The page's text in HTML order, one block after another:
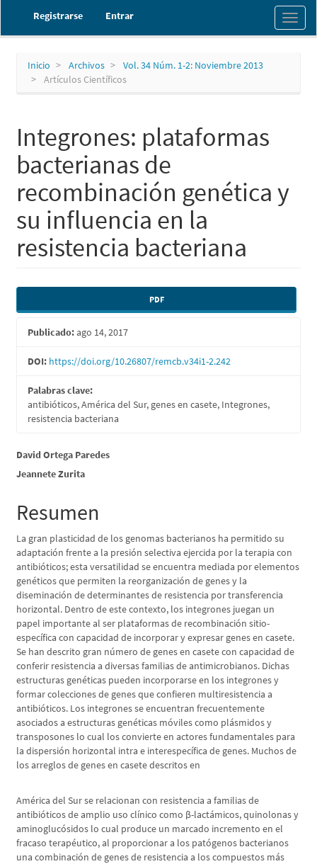
principal
Contenido
Barra
lateral
Registrarse Entrar
Toggle
Inicio Archivos
Vol. 34 Núm. 1-2: Noviembre 2013
Artículos Científicos
Integrones: plataformas
bacterianas de
recombinación genética y
su influencia en la
resistencia bacteriana
Barra
lateral
del
artículo
PDF
Publicado:ago 14, 2017
DOI: https://doi.org/10.26807/remcb.v34i1-2.242
Palabras clave:
antibióticos, América del Sur, genes en casete, Integrones,
resistencia bacteriana
Contenido
principal
del
artículo
David Ortega Paredes
Jeannete Zurita
Resumen
La gran plasticidad de los genomas bacterianos ha permitido su
adaptación frente a la presión selectiva ejercida por la terapia con
antibióticos; esta versatilidad se encuentra mediada por elementos
genéticos que permiten la reorganización de genes y la
diseminación de determinantes de resistencia por transferencia
horizontal. Dentro de este contexto, los integrones juegan un
papel importante al ser plataformas de recombinación sitio-
específica con capacidad de incorporar y expresar genes en casete.
Se han descrito gran número de genes en casete con capacidad de
conferir resistencia a diversas familias de antimicrobianos. Dichas
estructuras genéticas pueden incorporarse en los integrones y
formar colecciones de genes que confieren multiresistencia a
antibióticos. Los integrones se encuentran frecuentemente
asociados a estructuras genéticas móviles como plásmidos y
transposones lo cual los convierte en actores fundamentales para
la dispersión horizontal intra e interespecífica de genes. Muchos de
los arreglos de genes en casete descritos en
América del Sur se relacionan con resistencia a familias de
antibióticos de amplio uso clínico como β-lactámicos, quinolonas y
aminoglucósidos lo cual produce un marcado incremento en el
fracaso terapéutico, al proporcionar a los patógenos bacterianos
una combinación de genes de resistencia a los compuestos más